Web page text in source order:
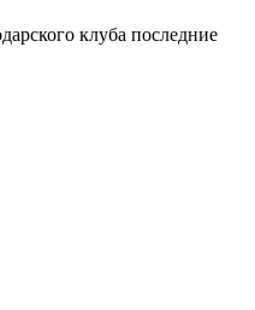
клуба последние